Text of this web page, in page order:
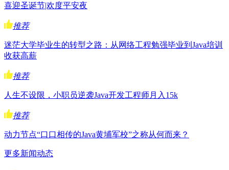
喜迎圣诞节|欢度平安夜
推荐
迷茫大学毕业生的转型之路：从网络工程勉强毕业到Java培训
收获高薪
推荐
人生不设限，小职员逆袭Java开发工程师月入15k
推荐
​动力节点“口口相传的Java黄埔军校”之称从何而来？
更多新闻动态